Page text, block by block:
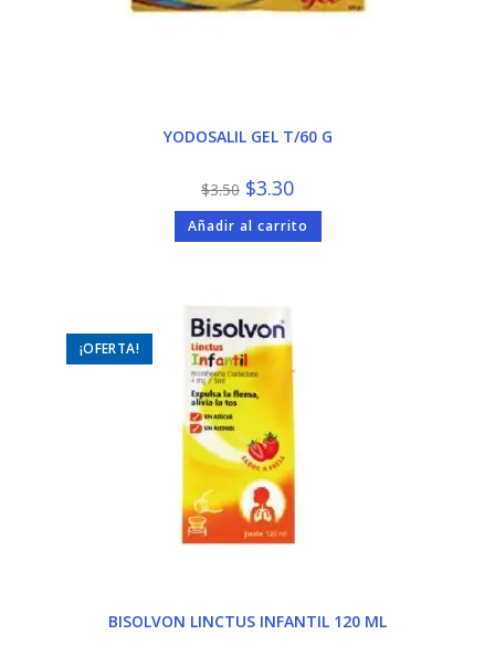
YODOSALIL GEL T/60 G
$3.50 El
precio
original
era:
$3.50.
$3.30El
actual
es:
$3.30.
Añadir al carrito
¡OFERTA!
BISOLVON LINCTUS INFANTIL 120 ML